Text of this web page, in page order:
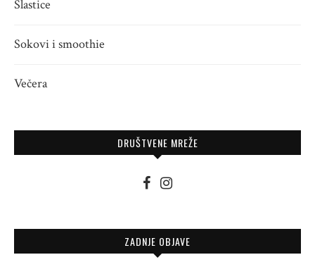
Slastice
Sokovi i smoothie
Večera
DRUŠTVENE MREŽE
ZADNJE OBJAVE